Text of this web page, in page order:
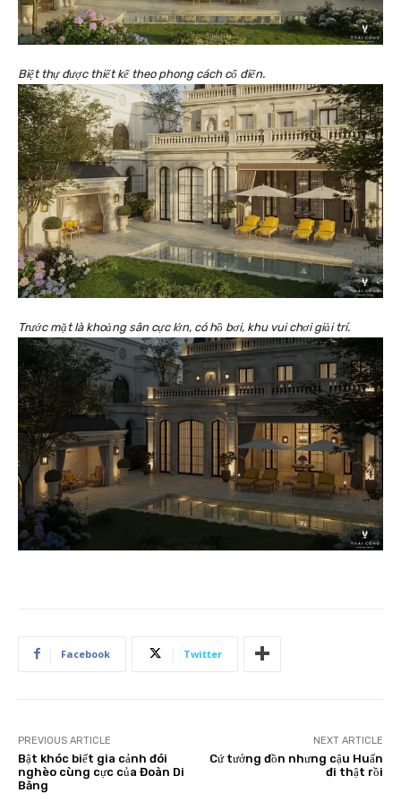
Biệt thự được thiết kế theo phong cách cổ điển.
Trước mặt là khoảng sân cực lớn, có hồ bơi, khu vui chơi giải trí.
Facebook Twitter
PREVIOUS ARTICLE
Bật khóc biết gia cảnh đói
nghèo cùng cực của Đoàn Di
Băng
NEXT ARTICLE
Cứ tưởng đồn nhưng cậu Huấn
đi thật rồi